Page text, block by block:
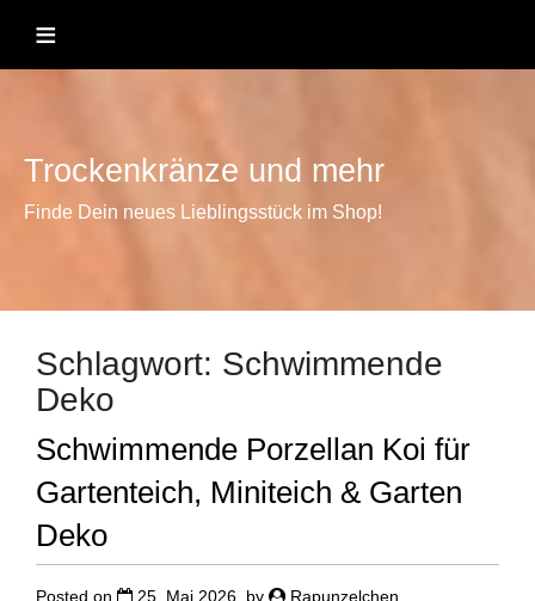
content
≡
Trockenkränze und mehr
Finde Dein neues Lieblingsstück im Shop!
Schlagwort: Schwimmende
Deko
Schwimmende Porzellan Koi für
Gartenteich, Miniteich & Garten
Deko
Posted on 25. Mai 2026 by Rapunzelchen